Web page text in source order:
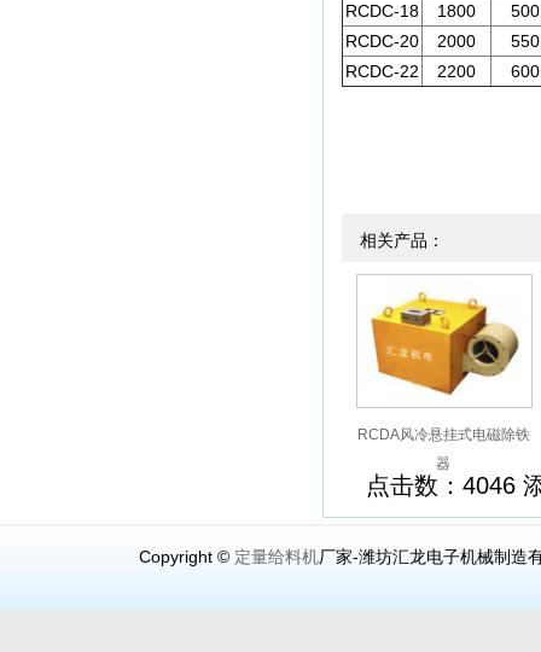
RCDC-18
1800
500
RCDC-20
2000
550
RCDC-22
2200 600
相关产品：
RCDA风冷悬挂式电磁除铁
器
点击数：4046
Copyright © 定量给料机厂家-潍坊汇龙电子机械制造